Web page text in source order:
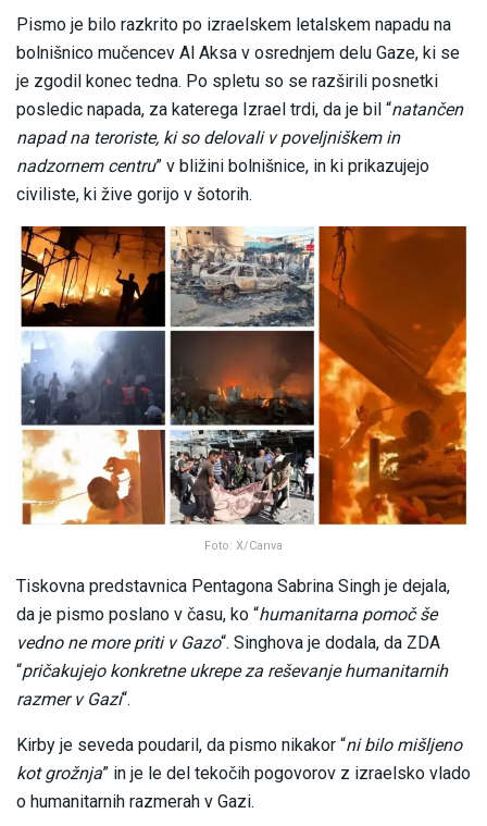
Pismo je bilo razkrito po izraelskem letalskem napadu na
bolnišnico mučencev Al Aksa v osrednjem delu Gaze, ki se
je zgodil konec tedna. Po spletu so se razširili posnetki
posledic napada, za katerega Izrael trdi, da je bil “natančen
napad na teroriste, ki so delovali v poveljniškem in
nadzornem centru” v bližini bolnišnice, in ki prikazujejo
civiliste, ki žive gorijo v šotorih.
Foto: X/Canva
Tiskovna predstavnica Pentagona Sabrina Singh je dejala,
da je pismo poslano v času, ko “humanitarna pomoč še
vedno ne more priti v Gazo“. Singhova je dodala, da ZDA
“pričakujejo konkretne ukrepe za reševanje humanitarnih
razmer v Gazi“.
Kirby je seveda poudaril, da pismo nikakor “ni bilo mišljeno
kot grožnja” in je le del tekočih pogovorov z izraelsko vlado
o humanitarnih razmerah v Gazi.